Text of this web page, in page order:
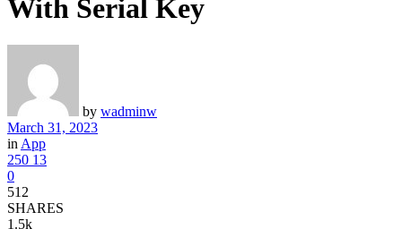
With Serial Key
by wadminw
March 31, 2023
in App
250 13
0
512
SHARES
1.5k